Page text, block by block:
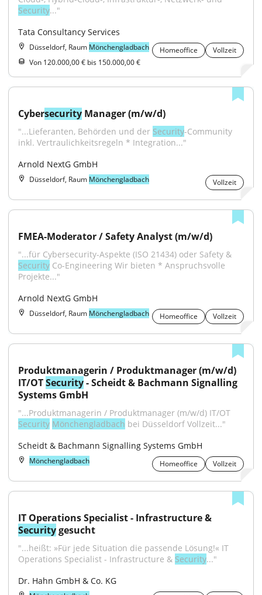
Security..."
Tata Consultancy Services
Düsseldorf, Raum Mönchengladbach Homeoffice
Vollzeit
Von 120.000,00 € bis 150.000,00 €
Cybersecurity Manager (m/w/d)
"...Lieferanten, Behörden und der Security-Community
inkl. Vertraulichkeitsregeln * Integration..."
Arnold NextG GmbH
Düsseldorf, Raum Mönchengladbach Vollzeit
FMEA-Moderator / Safety Analyst (m/w/d)
Security Co-Engineering Wir bieten * Anspruchsvolle
Projekte..."
Arnold NextG GmbH
Düsseldorf, Raum Mönchengladbach Homeoffice Vollzeit
Produktmanagerin / Produktmanager (m/w/d)
IT/OT Security - Scheidt & Bachmann Signalling
Systems GmbH
Security Mönchengladbach bei Düsseldorf Vollzeit..."
Scheidt & Bachmann Signalling Systems GmbH
Mönchengladbach Homeoffice Vollzeit
Security gesucht
"...heißt: »Für jede Situation die passende Lösung!« IT
Operations Specialist - Infrastructure & Security..."
Dr. Hahn GmbH & Co. KG